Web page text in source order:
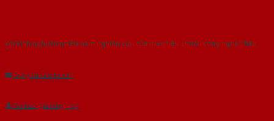
Với kinh nghiệm nhiêu năm nghiên cứu cửa theo tiêu chuẩn công nghệ Châu
Gửi yêu cầu tư vấn
Tải báo giá tổng hợp